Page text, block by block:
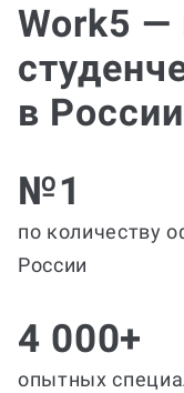
Work5 —
в России
№1
по количеству
России
4 000+
опытных